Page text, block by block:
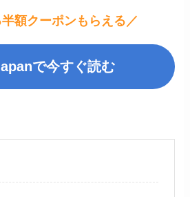
額クーポンもらえる／
で今すぐ読む